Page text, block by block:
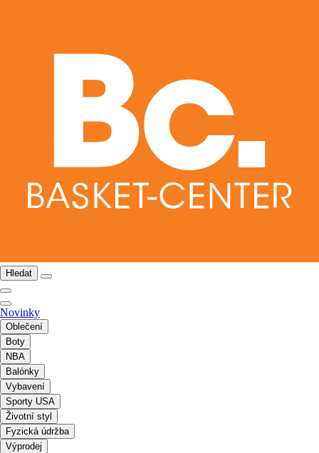
Hledat
Novinky
Oblečení
Boty
NBA
Balónky
Vybavení
Sporty USA
Životní styl
Fyzická údržba
Výprodej